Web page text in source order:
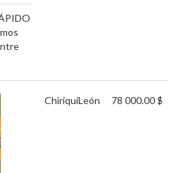
ChiriquíLeón 78 000.00 $